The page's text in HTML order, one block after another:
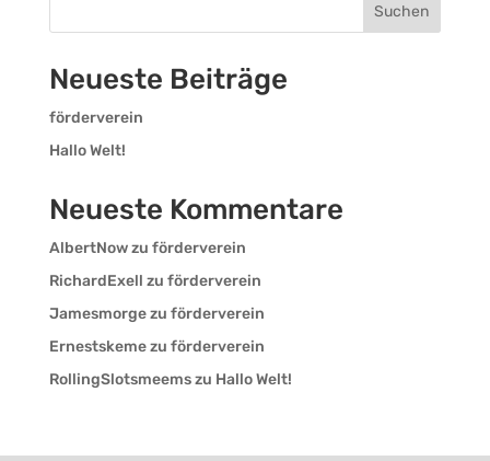
Suchen
Neueste Beiträge
förderverein
Hallo Welt!
Neueste Kommentare
AlbertNowzu förderverein
RichardExell zu förderverein
Jamesmorgezu förderverein
Ernestskemezu förderverein
RollingSlotsmeemszu Hallo Welt!